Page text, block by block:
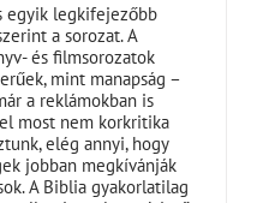
egyik legkifejezőbb
a sorozat. A
és filmsorozatok
mint manapság –
a reklámokban is
most nem korkritika
elég annyi, hogy
jobban megkívánják
A Biblia gyakorlatilag